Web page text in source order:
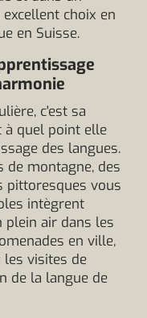
choix en
en Suisse.
c'est sa
à quel point elle
des langues.
de montagne, des
pittoresques vous
intègrent
plein air dans les
en ville,
les visites de
de la langue de